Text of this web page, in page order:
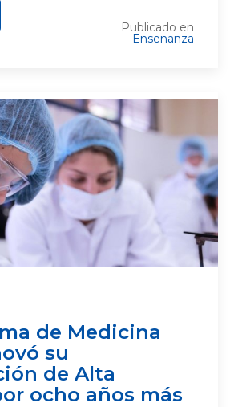
Publicado en
Ensenanza
de Medicina
su
de Alta
ocho años más